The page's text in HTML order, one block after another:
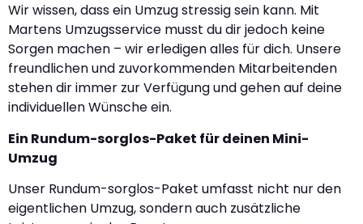
Wir wissen, dass ein Umzug stressig sein kann. Mit
Martens Umzugsservice musst du dir jedoch keine
Sorgen machen – wir erledigen alles für dich. Unsere
freundlichen und zuvorkommenden Mitarbeitenden
stehen dir immer zur Verfügung und gehen auf deine
individuellen Wünsche ein.
Ein Rundum-sorglos-Paket für deinen Mini-
Umzug
Unser Rundum-sorglos-Paket umfasst nicht nur den
eigentlichen Umzug, sondern auch zusätzliche